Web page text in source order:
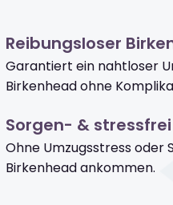
Reibungsloser
Garantiert ein nahtloser
Birkenhead ohne
Sorgen- & stressfrei
Ohne Umzugsstress oder
Birkenhead ankommen.